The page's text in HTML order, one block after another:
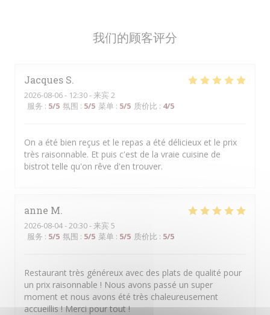
我们的顾客评分
Jacques S
2026-08-06- 12:30 - 来宾 2
服务 : 5/5 氛围 : 5/5 菜单 : 5/5 质价比 : 4/5
On a été bien reçus et le repas a été délicieux et le prix
très raisonnable. Et puis c'est de la vraie cuisine de
bistrot telle qu'on rêve d'en trouver.
anne M
2026-08-04- 20:30 - 来宾 5
服务 : 5/5 氛围 : 5/5 菜单 : 5/5 质价比 : 5/5
Restaurant très généreux avec des plats de qualité pour
un prix raisonnable ! Nous avons passé un super
moment et nous avons été très chaleureusement
accueillis ! Merci pour tout !